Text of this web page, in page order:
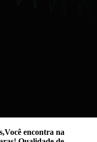
encontra na